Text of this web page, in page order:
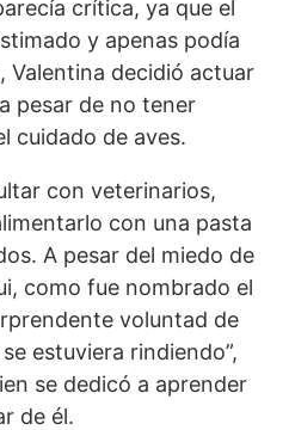
crítica, ya que el
y apenas podía
Valentina decidió actuar
pesar de no tener
cuidado de aves.
con veterinarios,
con una pasta
A pesar del miedo de
como fue nombrado el
voluntad de
estuviera rindiendo”,
se dedicó a aprender
de él.